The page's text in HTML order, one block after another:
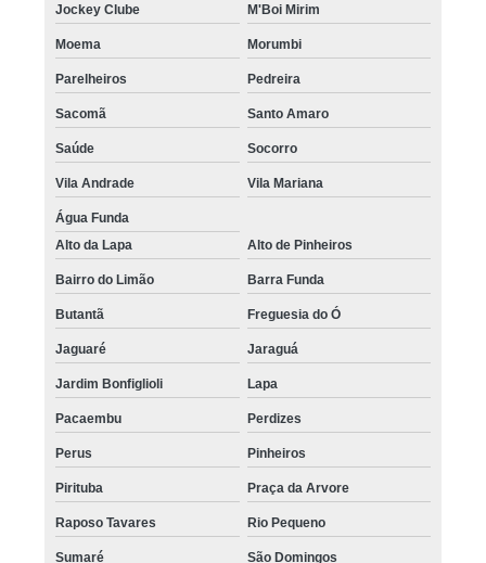
Jockey Clube M'Boi Mirim
Moema Morumbi
Parelheiros Pedreira
Sacomã Santo Amaro
Saúde Socorro
Vila Andrade Vila Mariana
Água Funda
Alto da Lapa
Alto de Pinheiros
Bairro do Limão Barra Funda
Butantã Freguesia do Ó
Jaguaré Jaraguá
Jardim Bonfiglioli Lapa
Pacaembu Perdizes
Perus Pinheiros
Pirituba Praça da Arvore
Raposo Tavares Rio Pequeno
Sumaré São Domingos